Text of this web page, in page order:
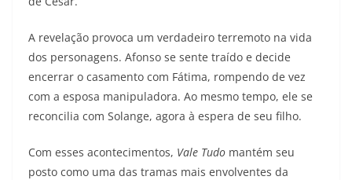
A revelação provoca um verdadeiro terremoto na vida
dos personagens. Afonso se sente traído e decide
encerrar o casamento com Fátima, rompendo de vez
com a esposa manipuladora. Ao mesmo tempo, ele se
reconcilia com Solange, agora à espera de seu filho.
Com esses acontecimentos, Vale Tudo mantém seu
posto como uma das tramas mais envolventes da